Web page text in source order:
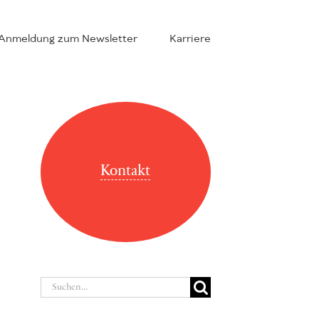
zum Newsletter Karriere
Kontakt
Suche